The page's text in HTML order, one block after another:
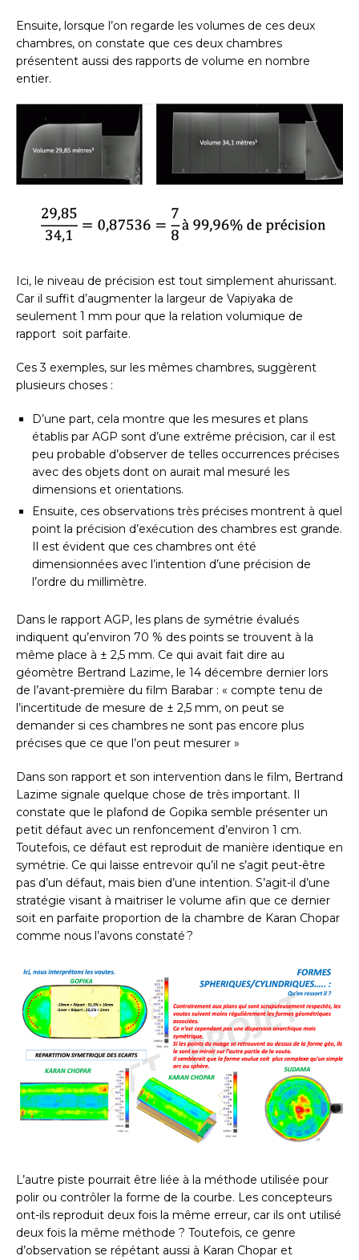
Ensuite, lorsque l’on regarde les volumes de ces deux
chambres, on constate que ces deux chambres
présentent aussi des rapports de volume en nombre
entier.
Ici, le niveau de précision est tout simplement ahurissant.
Car il suffit d’augmenter la largeur de Vapiyaka de
seulement 1 mm pour que la relation volumique de
rapport soit parfaite.
Ces 3 exemples, sur les mêmes chambres, suggèrent
plusieurs choses :
D’une part, cela montre que les mesures et plans
établis par AGP sont d’une extrême précision, car il est
peu probable d’observer de telles occurrences précises
avec des objets dont on aurait mal mesuré les
dimensions et orientations.
Ensuite, ces observations très précises montrent à quel
point la précision d’exécution des chambres est grande.
Il est évident que ces chambres ont été
dimensionnées avec l’intention d’une précision de
l’ordre du millimètre.
Dans le rapport AGP, les plans de symétrie évalués
indiquent qu’environ 70 % des points se trouvent à la
même place à ± 2,5 mm. Ce qui avait fait dire au
géomètre Bertrand Lazime, le 14 décembre dernier lors
de l’avant-première du film Barabar : « compte tenu de
l’incertitude de mesure de ± 2,5 mm, on peut se
demander si ces chambres ne sont pas encore plus
précises que ce que l’on peut mesurer »
Dans son rapport et son intervention dans le film, Bertrand
Lazime signale quelque chose de très important. Il
constate que le plafond de Gopika semble présenter un
petit défaut avec un renfoncement d’environ 1 cm.
Toutefois, ce défaut est reproduit de manière identique en
symétrie. Ce qui laisse entrevoir qu’il ne s’agit peut-être
pas d’un défaut, mais bien d’une intention. S’agit-il d’une
stratégie visant à maitriser le volume afin que ce dernier
soit en parfaite proportion de la chambre de Karan Chopar
comme nous l’avons constaté ?
L’autre piste pourrait être liée à la méthode utilisée pour
polir ou contrôler la forme de la courbe. Les concepteurs
ont-ils reproduit deux fois la même erreur, car ils ont utilisé
deux fois la même méthode ? Toutefois, ce genre
d’observation se répétant aussi à Karan Chopar et